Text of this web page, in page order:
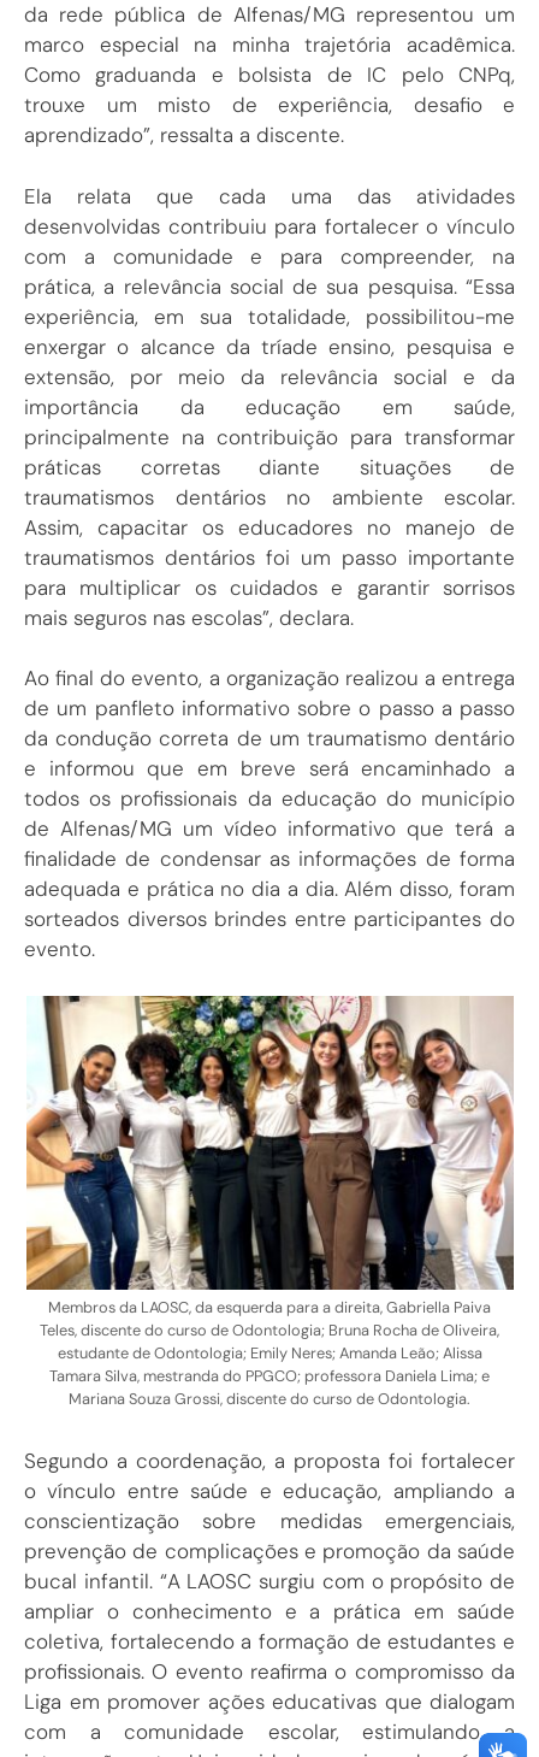
da rede pública de Alfenas/MG representou um
marco especial na minha trajetória acadêmica.
Como graduanda e bolsista de IC pelo CNPq,
trouxe um misto de experiência, desafio e
aprendizado”, ressalta a discente.
Ela relata que cada uma das atividades
desenvolvidas contribuiu para fortalecer o vínculo
com a comunidade e para compreender, na
prática, a relevância social de sua pesquisa. “Essa
experiência, em sua totalidade, possibilitou-me
enxergar o alcance da tríade ensino, pesquisa e
extensão, por meio da relevância social e da
importância da educação em saúde,
principalmente na contribuição para transformar
práticas corretas diante situações de
traumatismos dentários no ambiente escolar.
Assim, capacitar os educadores no manejo de
traumatismos dentários foi um passo importante
para multiplicar os cuidados e garantir sorrisos
mais seguros nas escolas”, declara.
Ao final do evento, a organização realizou a entrega
de um panfleto informativo sobre o passo a passo
da condução correta de um traumatismo dentário
e informou que em breve será encaminhado a
todos os profissionais da educação do município
de Alfenas/MG um vídeo informativo que terá a
finalidade de condensar as informações de forma
adequada e prática no dia a dia. Além disso, foram
sorteados diversos brindes entre participantes do
evento.
Membros da LAOSC, da esquerda para a direita, Gabriella Paiva
Teles, discente do curso de Odontologia; Bruna Rocha de Oliveira,
estudante de Odontologia; Emily Neres; Amanda Leão; Alissa
Tamara Silva, mestranda do PPGCO; professora Daniela Lima; e
Mariana Souza Grossi, discente do curso de Odontologia.
Segundo a coordenação, a proposta foi fortalecer
o vínculo entre saúde e educação, ampliando a
conscientização sobre medidas emergenciais,
prevenção de complicações e promoção da saúde
bucal infantil. “A LAOSC surgiu com o propósito de
ampliar o conhecimento e a prática em saúde
coletiva, fortalecendo a formação de estudantes e
profissionais. O evento reafirma o compromisso da
Liga em promover ações educativas que dialogam
com a comunidade escolar, estimulando a